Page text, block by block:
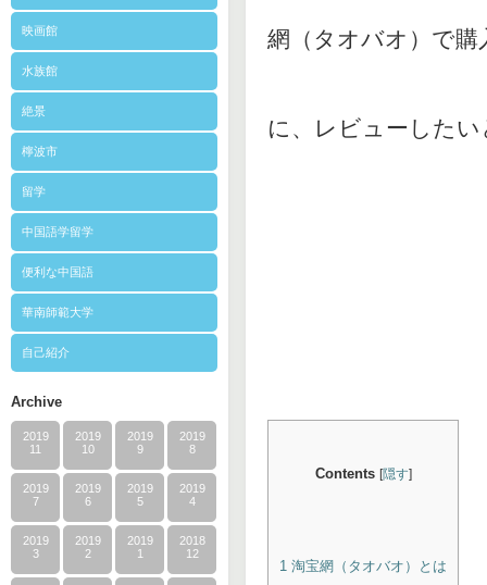
映画館
水族館
絶景
檸波市
留学
中国語学留学
便利な中国語
華南師範大学
自己紹介
Archive
2019
11
2019
10
2019
9
2019
8
2019
7
2019
6
2019
5
2019
4
2019
3
2019
2
2019
1
2018
12
網（タオバオ）で
に、レビューした
Contents [隠す]
1 淘宝網（タオバオ）とは